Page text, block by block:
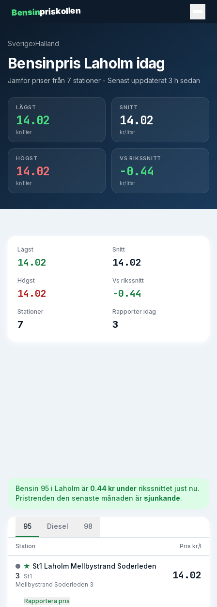
Bensinpriskollen
Sverige›Halland
Bensinpris Laholm idag
Jämför priser från 7 stationer - Senast uppdaterat 3 h sedan
LÄGST
14.02
kr/liter
SNITT
14.02
kr/liter
HÖGST
14.02
kr/liter
VS RIKSSNITT
-0.44
kr/liter
Lägst
14.02
Snitt
14.02
Högst
14.02
Vs rikssnitt
-0.44
Stationer
7
Rapporter idag
3
Bensin 95 i Laholm är 0.44 kr under rikssnittet just nu.
Pristrenden den senaste månaden är sjunkande.
95 Diesel 98
Station Pris kr/l
★ St1 Laholm Mellbystrand Soderleden
3
St1
Mellbystrand Soderleden 3
14.02
Rapportera pris